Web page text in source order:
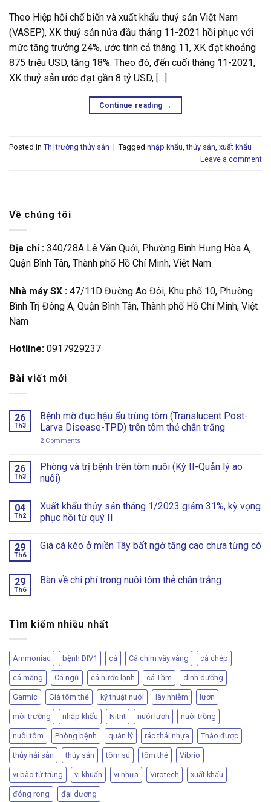
Theo Hiệp hội chế biến và xuất khẩu thuỷ sản Việt Nam
(VASEP), XK thuỷ sản nửa đầu tháng 11-2021 hồi phục với
mức tăng trưởng 24%, ước tính cả tháng 11, XK đạt khoảng
875 triệu USD, tăng 18%. Theo đó, đến cuối tháng 11-2021,
XK thuỷ sản ước đạt gần 8 tỷ USD, […]
Continue reading →
Posted in Thị trường thủy sản | Tagged nhập khẩu ,thủy sản xuất khẩu
Leave a comment
Về chúng tôi
Địa chỉ : 340/28A Lê Văn Quới, Phường Bình Hưng Hòa A,
Quận Bình Tân, Thành phố Hồ Chí Minh, Việt Nam
Nhà máy SX : 47/11D Đường Ao Đôi, Khu phố 10, Phường
Bình Trị Đông A, Quận Bình Tân, Thành phố Hồ Chí Minh, Việt
Nam
Hotline: 0917929237
Bài viết mới
26
Th3
Bệnh mờ đục hậu ấu trùng tôm (Translucent Post-
Larva Disease-TPD) trên tôm thẻ chân trắng
2 Comments
26
Th3
Phòng và trị bệnh trên tôm nuôi (Kỳ II-Quản lý ao
nuôi)
04
Th2
Xuất khẩu thủy sản tháng 1/2023 giảm 31%, kỳ vọng
phục hồi từ quý II
29
Th6
Giá cá kèo ở miền Tây bất ngờ tăng cao chưa từng có
29
Th6
Bàn về chi phí trong nuôi tôm thẻ chân trắng
Tìm kiếm nhiều nhất
Ammoniac bệnh DIV1 cá Cá chim vây vàng cá chép
cá măng Cá ngừ cá nước lạnh cá Tầm dinh dưỡng
Garmic Giá tôm thẻ kỹ thuật nuôi lây nhiễm lươn
môi trường nhập khẩu Nitrit nuôi lươn nuôi trồng
nuôi tôm Phòng bệnh quản lý rác thải nhựa Thảo được
thủy hải sản thủy sản tôm sú tôm thẻ Vibrio
vi bào tử trùng vi khuẩn vi nhựa Virotech xuất khẩu
đóng rong đại dương